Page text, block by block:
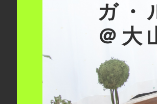
ガ・
＠大